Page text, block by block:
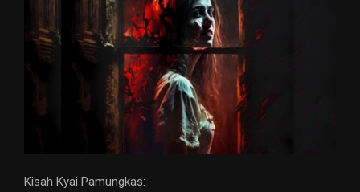
Kisah Kyai Pamungkas: